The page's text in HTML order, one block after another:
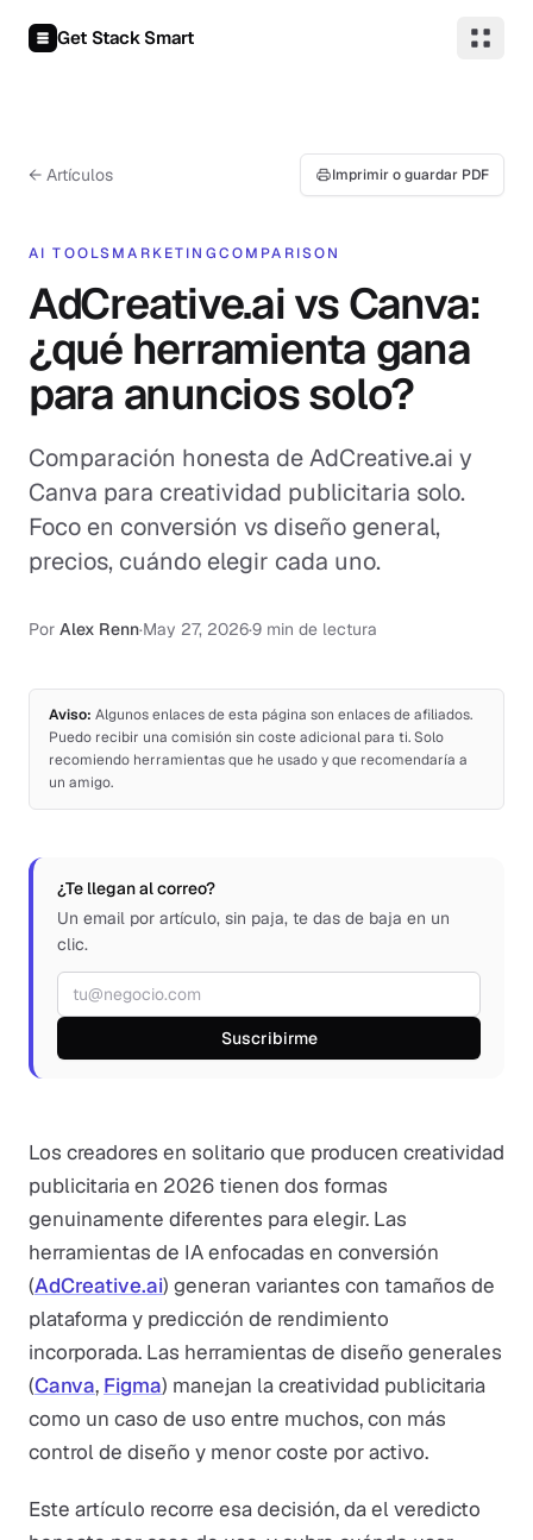
Get Stack Smart
← Artículos Imprimir o guardar PDF
AI TOOLSMARKETINGCOMPARISON
AdCreative.ai vs Canva:
¿qué herramienta gana
para anuncios solo?
Comparación honesta de AdCreative.ai y
Canva para creatividad publicitaria solo.
Foco en conversión vs diseño general,
precios, cuándo elegir cada uno.
Por Alex Renn·May 27, 2026·9 min de lectura
Aviso: Algunos enlaces de esta página son enlaces de afiliados.
Puedo recibir una comisión sin coste adicional para ti. Solo
recomiendo herramientas que he usado y que recomendaría a
un amigo.
¿Te llegan al correo?
Un email por artículo, sin paja, te das de baja en un
clic.
Correo electrónico
Suscribirme
Los creadores en solitario que producen creatividad
publicitaria en 2026 tienen dos formas
genuinamente diferentes para elegir. Las
herramientas de IA enfocadas en conversión
(AdCreative.ai) generan variantes con tamaños de
plataforma y predicción de rendimiento
incorporada. Las herramientas de diseño generales
(Canva, Figma) manejan la creatividad publicitaria
como un caso de uso entre muchos, con más
control de diseño y menor coste por activo.
Este artículo recorre esa decisión, da el veredicto